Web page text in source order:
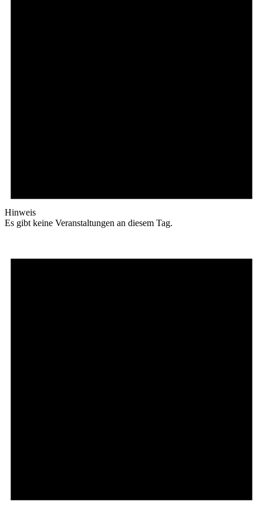
Hinweis
Es gibt keine Veranstaltungen an diesem Tag.